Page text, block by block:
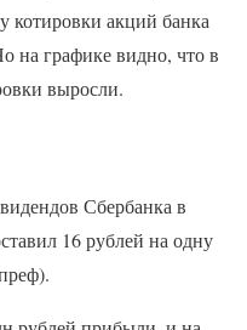
котировки акций банка
на графике видно, что в
выросли.
Сбербанка в
16 рублей на одну